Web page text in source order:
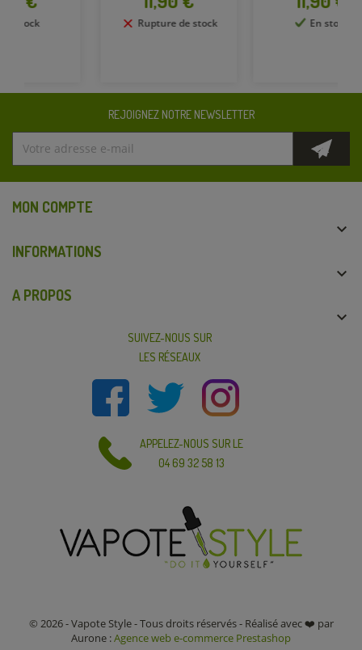
Rupture de stock
REJOIGNEZ NOTRE NEWSLETTER
MON COMPTE

INFORMATIONS

A PROPOS

SUIVEZ-NOUS SUR
LES RÉSEAUX
APPELEZ-NOUS SUR LE
04 69 32 58 13
© 2026 - Vapote Style - Tous droits réservés - Réalisé avec ❤️ par
Aurone :Agence web e-commerce Prestashop